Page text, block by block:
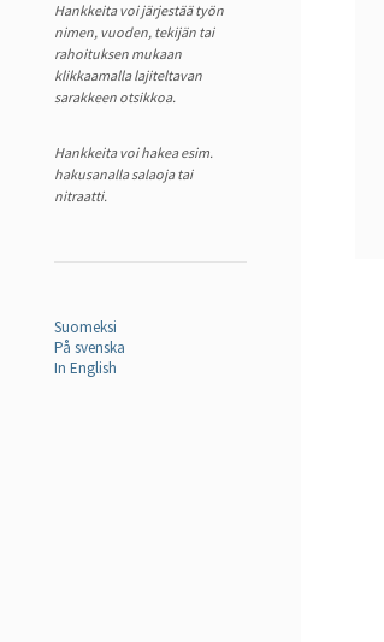
Hankkeita voi järjestää työn
nimen, vuoden, tekijän tai
rahoituksen mukaan
klikkaamalla lajiteltavan
sarakkeen otsikkoa.
Hankkeita voi hakea esim.
hakusanalla salaoja tai
nitraatti.
Suomeksi
På svenska
In English